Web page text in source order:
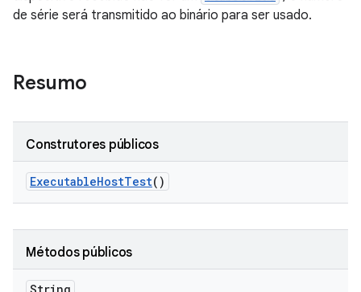
de série será transmitido ao binário para ser usado.
Resumo
Construtores públicos
ExecutableHostTest()
Métodos públicos